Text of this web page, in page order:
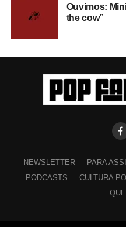
Ouvimos:
the cow”
NEWSLETTER PARA
PODCASTS
CULTURA